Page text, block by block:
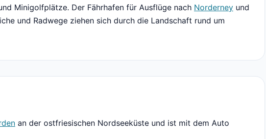
Minigolfplätze. Der Fährhafen für Ausflüge nach Norderney und
und Radwege ziehen sich durch die Landschaft rund um
an der ostfriesischen Nordseeküste und ist mit dem Auto